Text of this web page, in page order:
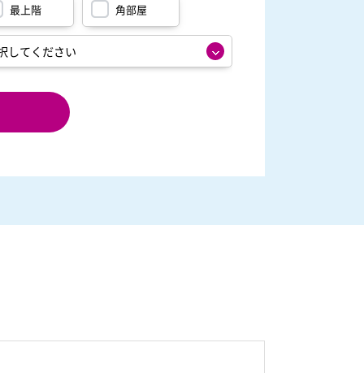
最上階 角部屋